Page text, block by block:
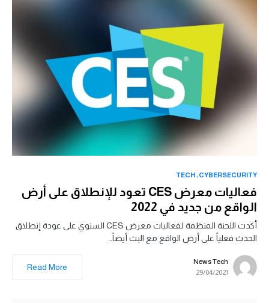
CYBERSECURITY
TECH
فعاليات معرض CES تعود للإنطلاق على أرض
الواقع من جديد في 2022
أكدت اللجنة المنظمة لفعاليات معرض CES السنوي على عودة إنطلاق
الحدث فعلياً على أرض الواقع مع البث أيضاً…
News Tech
29/04/2021
Read More